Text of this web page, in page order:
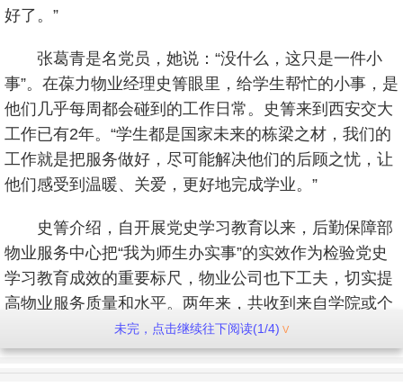
好了。”
张葛青是名党员，她说：“没什么，这只是一件小
事”。在葆力物业经理史箐眼里，给学生帮忙的小事，是
他们几乎每周都会碰到的工作日常。史箐来到西安交大
工作已有2年。“学生都是国家未来的栋梁之材，我们的
工作就是把服务做好，尽可能解决他们的后顾之忧，让
他们感受到温暖、关爱，更好地完成学业。”
史箐介绍，自开展党史学习教育以来，后勤保障部
物业服务中心把“我为师生办实事”的实效作为检验党史
学习教育成效的重要标尺，物业公司也下工夫，切实提
高物业服务质量和水平。两年来，共收到来自学院或个
人的锦旗32面、感谢信39封。每一封感谢信的背后，都
是一件又一件的小事：接送腿脚不便的同学上课、半夜
送生病的同学就医、安装实验室设备、帮同学缝补衣
未完，点击继续往下阅读(1/4)